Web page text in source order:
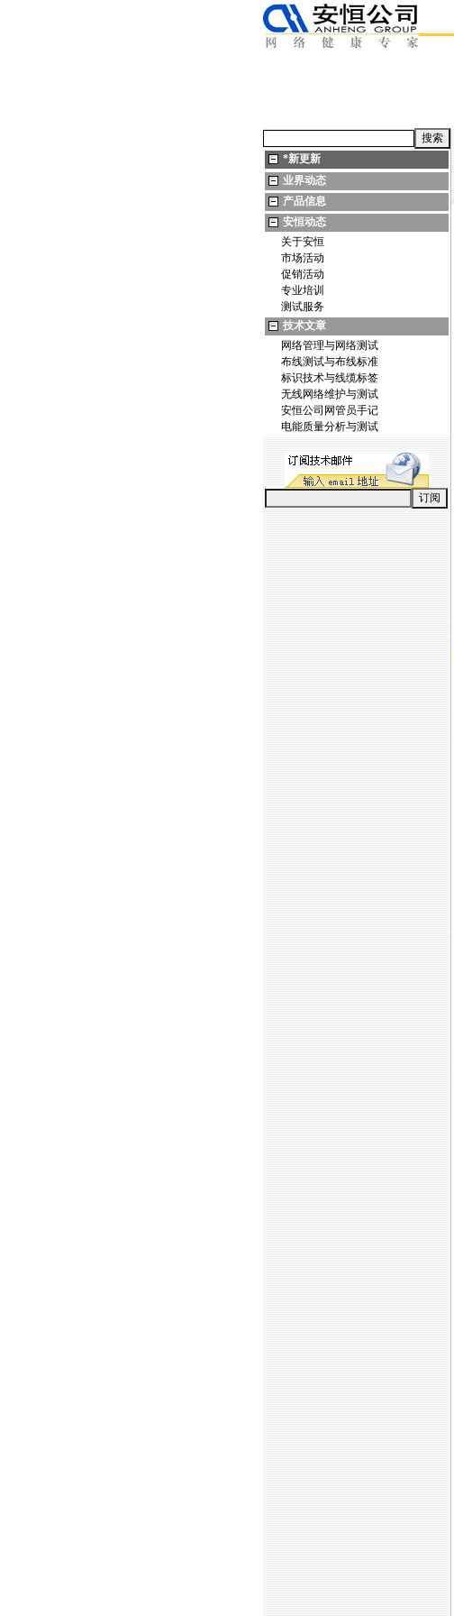
*新更新
业界动态
产品信息
安恒动态
关于安恒
市场活动
促销活动
专业培训
测试服务
技术文章
网络管理与网络测试
布线测试与布线标准
标识技术与线缆标签
无线网络维护与测试
安恒公司网管员手记
电能质量分析与测试